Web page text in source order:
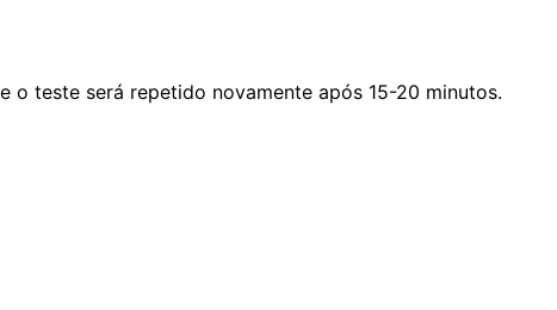
teste será repetido novamente após 15-20 minutos.